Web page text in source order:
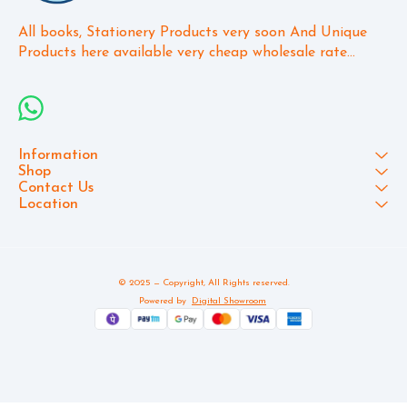
All books, Stationery Products very soon And Unique
Products here available very cheap wholesale rate...
Information
Shop
Contact Us
Location
© 2025 — Copyright, All Rights reserved.
Powered
by Digital Showroom